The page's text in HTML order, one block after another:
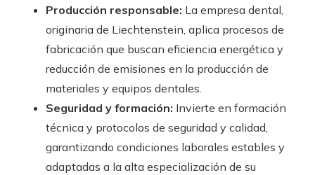
Producción responsable: La empresa dental,
originaria de Liechtenstein, aplica procesos de
fabricación que buscan eficiencia energética y
reducción de emisiones en la producción de
materiales y equipos dentales.
Seguridad y formación: Invierte en formación
técnica y protocolos de seguridad y calidad,
garantizando condiciones laborales estables y
adaptadas a la alta especialización de su